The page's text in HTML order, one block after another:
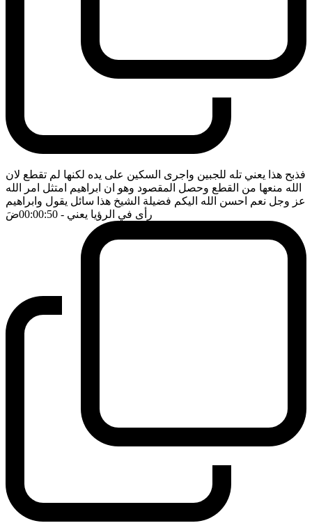
فذبح هذا يعني تله للجبين واجرى السكين على يده لكنها لم تقطع لان
الله منعها من القطع وحصل المقصود وهو ان ابراهيم امتثل امر الله
عز وجل نعم احسن الله اليكم فضيلة الشيخ هذا سائل يقول وابراهيم
رأى في الرؤيا يعني - 00:00:50 ضَ